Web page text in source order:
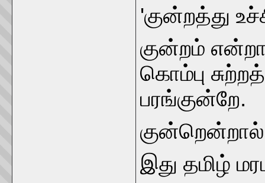
'குன்றத்து
குன்றம்
கொம்பு
பரங்குன்றே.
குன்றென்றால்
இது தமிழ்